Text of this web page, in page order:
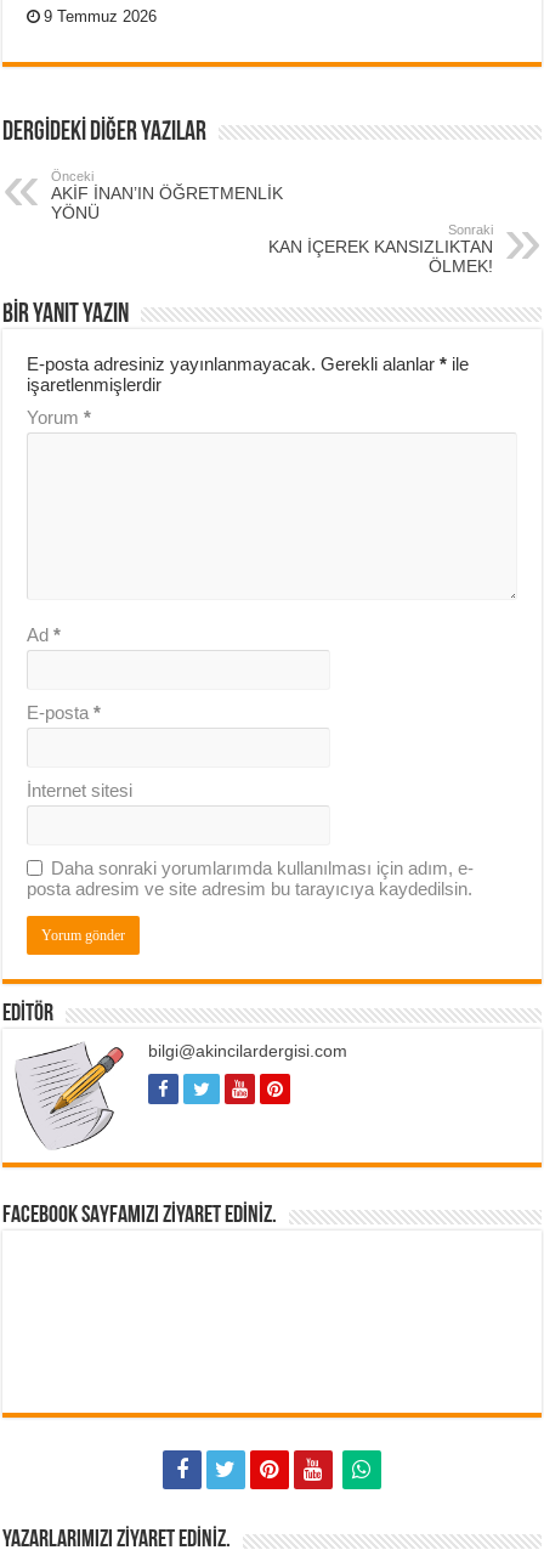
9 Temmuz 2026
DERGİDEKİ DİĞER YAZILAR
Önceki
AKİF İNAN’IN ÖĞRETMENLİK
YÖNÜ
Sonraki
KAN İÇEREK KANSIZLIKTAN
ÖLMEK!
BIR YANIT YAZIN
E-posta adresiniz yayınlanmayacak. Gerekli alanlar* ile
işaretlenmişlerdir
Yorum*
Ad*
E-posta*
İnternet sitesi
Daha sonraki yorumlarımda kullanılması için adım, e-
posta adresim ve site adresim bu tarayıcıya kaydedilsin.
EDITÖR
bilgi@akincilardergisi.com
FACEBOOK SAYFAMIZI ZIYARET EDINIZ.
YAZARLARIMIZI ZIYARET EDINIZ.